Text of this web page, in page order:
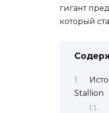
гигант
который
Stallion